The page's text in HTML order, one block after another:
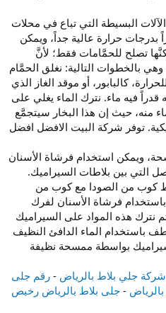
البسيطة التي تباع في محلات
بدرجات حرارة عالية جداً، ويمكن
تصلح للحمَّامات فقط؛ لأنَّ
وهي بالخطوات التالية: نغلق الحمَّام
كالبابور، أو موقد الغاز الذي
فيه ماء. نترك الماء يغلي على
منه، حيث إن هذا البخار سيتجمَّع
توفر شركة البيت الافضل افضل
ويمكن استخدام فرشاة الأسنان
التي بين بلاطات السيراميك.
كوب من الصودا مع كوب من
باستخدام فرشاة الأسنان لفرك
نترك هذه المواد على السيراميك
دقيقة، ثم نشطف باستخدام الماء الدافئ النظيف
بواسطة ممسحة نظيفة
جلي بلاط بالرياض - رقم جلى
- جلى بلاط بالرياض رخيص